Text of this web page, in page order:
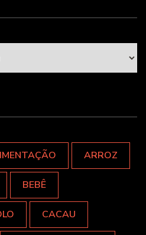
ARROZ
BEBÊ
CACAU